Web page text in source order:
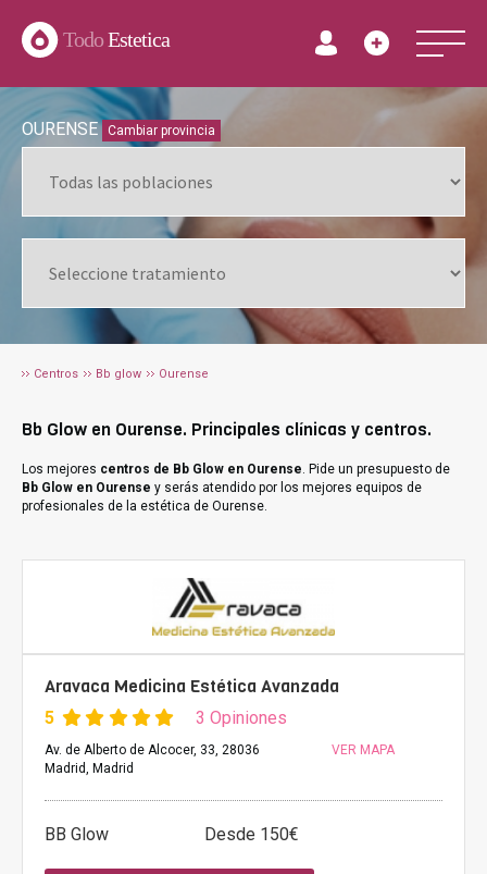
TodoEstetica
OURENSE Cambiar provincia
Centros Bb glow Ourense
Bb Glow en Ourense. Principales clínicas y centros.
Los mejores centros de Bb Glow en Ourense. Pide un presupuesto de
Bb Glow en Ourense y serás atendido por los mejores equipos de
profesionales de la estética de Ourense.
Aravaca Medicina Estética Avanzada
5 3 Opiniones
Av. de Alberto de Alcocer, 33, 28036
Madrid, Madrid
VER MAPA
BB Glow Desde 150€